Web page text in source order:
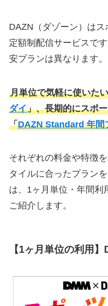
DAZN（ダゾーン）は
定額制配信サービスで
安プランは異なります。
月単位で気軽に使いた
ダイ」、長期的にスポ
「DAZN Standard 年間
それぞれの料金や特徴
タイルに合ったプラン
は、1ヶ月単位・年間利
ご紹介します。
【1ヶ月単位の利用